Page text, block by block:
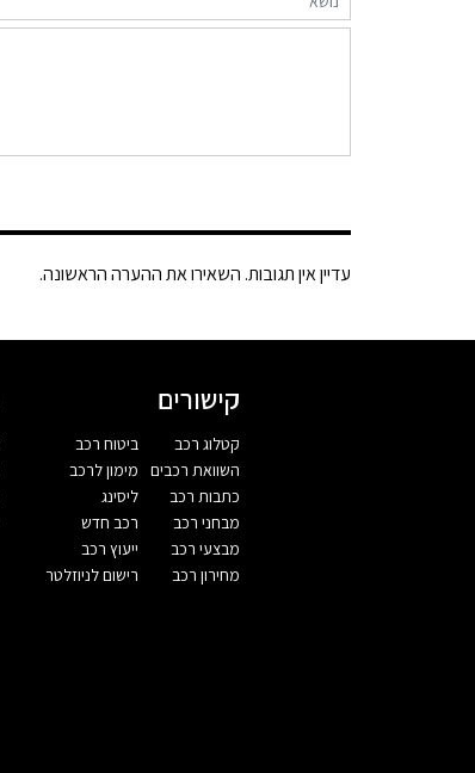
עדיין אין תגובות. השאירו את ההערה הראשונה.
קישורים
קטלוג רכב
השוואת רכבים
כתבות רכב
מבחני רכב
מבצעי רכב
מחירון רכב
ביטוח רכב
מימון לרכב
ליסינג
רכב חדש
ייעוץ רכב
רישום לניוזלטר